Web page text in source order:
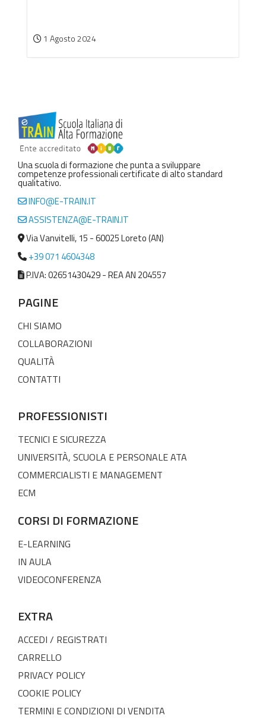
1 Agosto 2024
Una scuola di formazione che punta a sviluppare
competenze professionali certificate di alto standard
qualitativo.
INFO@E-TRAIN.IT
ASSISTENZA@E-TRAIN.IT
Via Vanvitelli, 15 - 60025 Loreto (AN)
+39 071 4604348
P.IVA: 02651430429 - REA AN 204557
PAGINE
CHI SIAMO
COLLABORAZIONI
QUALITÀ
CONTATTI
PROFESSIONISTI
TECNICI E SICUREZZA
UNIVERSITÀ, SCUOLA E PERSONALE ATA
COMMERCIALISTI E MANAGEMENT
ECM
CORSI DI FORMAZIONE
E-LEARNING
IN AULA
VIDEOCONFERENZA
EXTRA
ACCEDI / REGISTRATI
CARRELLO
PRIVACY POLICY
COOKIE POLICY
TERMINI E CONDIZIONI DI VENDITA